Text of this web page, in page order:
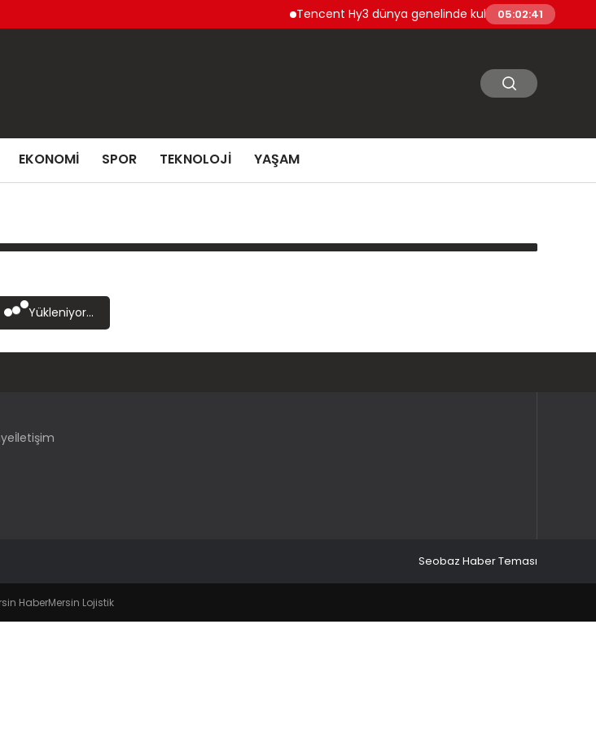
Tencent Hy3 dünya genelinde kullanıma sunuldu
05:02:41
EKONOMI SPOR TEKNOLOJI YAŞAM
Yükleniyor...
İletişim
Seobaz Haber Teması
HaberMersin Lojistik